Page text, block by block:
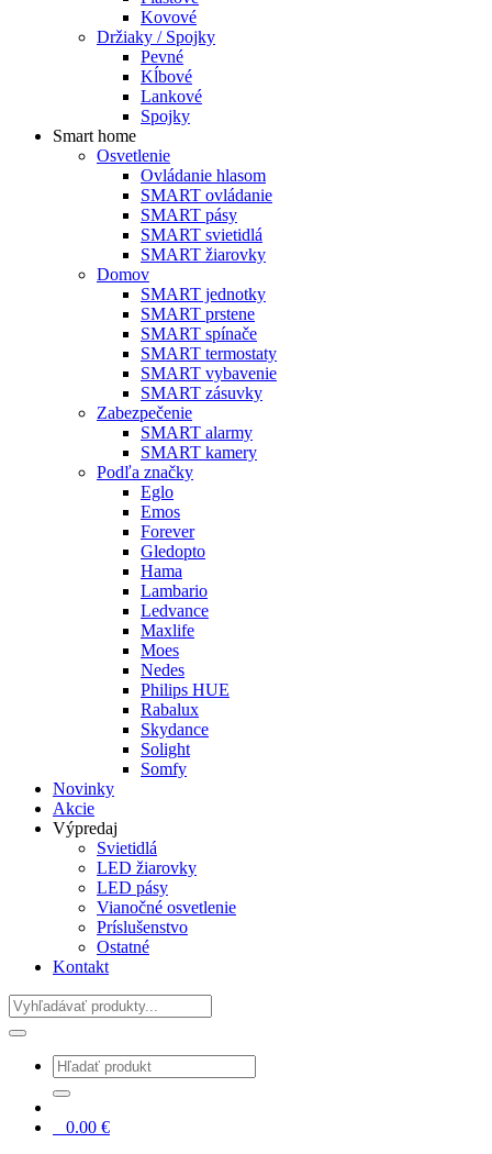
Kovové
Držiaky / Spojky
Pevné
Kĺbové
Lankové
Spojky
Smart home
Osvetlenie
Ovládanie hlasom
SMART ovládanie
SMART pásy
SMART svietidlá
SMART žiarovky
Domov
SMART jednotky
SMART prstene
SMART spínače
SMART termostaty
SMART vybavenie
SMART zásuvky
Zabezpečenie
SMART alarmy
SMART kamery
Podľa značky
Eglo
Emos
Forever
Gledopto
Hama
Lambario
Ledvance
Maxlife
Moes
Nedes
Philips HUE
Rabalux
Skydance
Solight
Somfy
Novinky
Akcie
Výpredaj
Svietidlá
LED žiarovky
LED pásy
Vianočné osvetlenie
Príslušenstvo
Ostatné
Kontakt
Hladať
0.00 €